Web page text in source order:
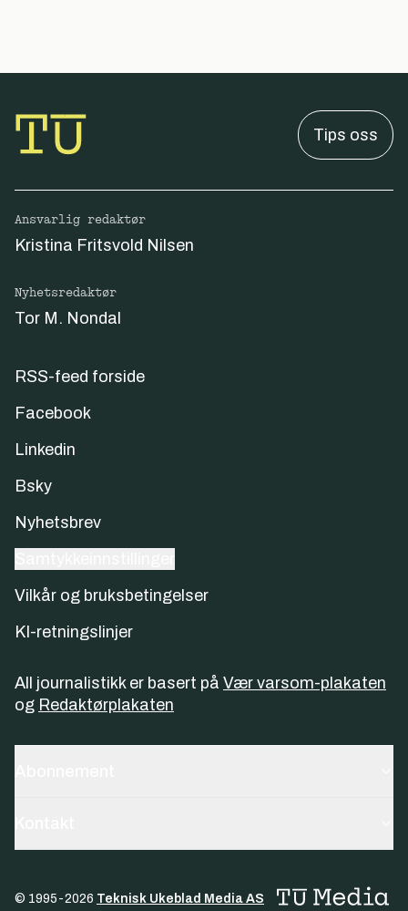
Tips oss
Ansvarlig redaktør
Kristina Fritsvold Nilsen
Nyhetsredaktør
Tor M. Nondal
RSS-feed forside
Facebook
Linkedin
Bsky
Nyhetsbrev
Vilkår og bruksbetingelser
KI-retningslinjer
All journalistikk er basert på Vær varsom-plakaten
og Redaktørplakaten
© 1995-2026 Teknisk Ukeblad Media AS